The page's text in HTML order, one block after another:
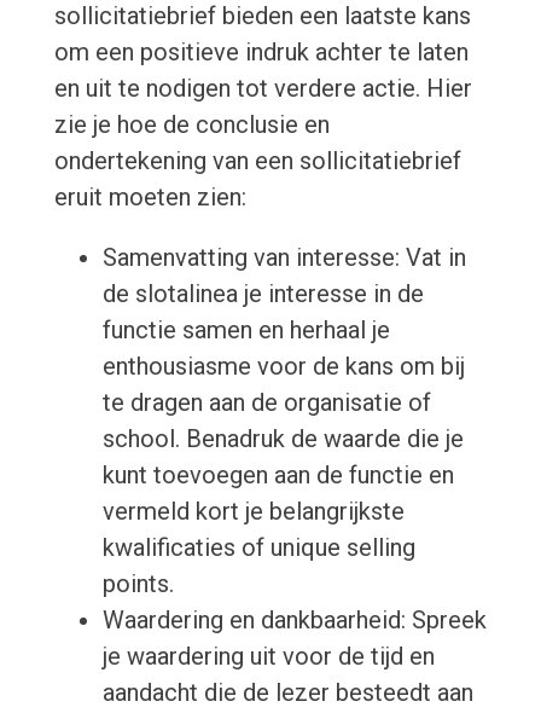
sollicitatiebrief bieden een laatste kans
om een positieve indruk achter te laten
en uit te nodigen tot verdere actie. Hier
zie je hoe de conclusie en
ondertekening van een sollicitatiebrief
eruit moeten zien:
Samenvatting van interesse: Vat in
de slotalinea je interesse in de
functie samen en herhaal je
enthousiasme voor de kans om bij
te dragen aan de organisatie of
school. Benadruk de waarde die je
kunt toevoegen aan de functie en
vermeld kort je belangrijkste
kwalificaties of unique selling
points.
Waardering en dankbaarheid: Spreek
je waardering uit voor de tijd en
aandacht die de lezer besteedt aan